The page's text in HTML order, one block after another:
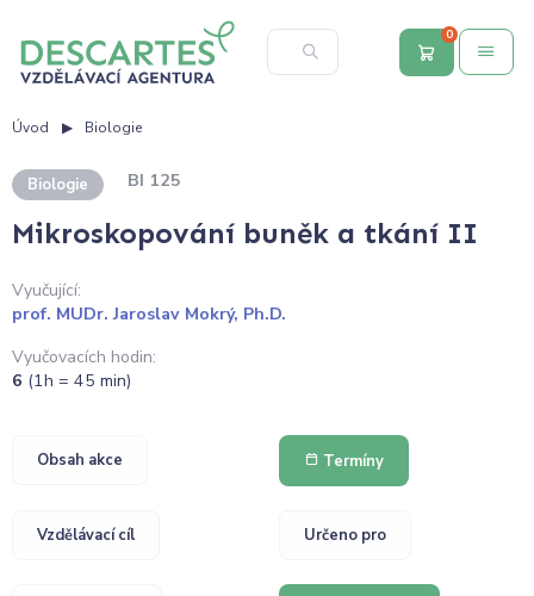
0
Úvod Biologie
Biologie BI 125
Mikroskopování buněk a tkání II
Vyučující:
prof. MUDr. Jaroslav Mokrý, Ph.D.
Vyučovacích hodin:
6 (1h = 45 min)
Obsah akce Termíny
Vzdělávací cíl Určeno pro